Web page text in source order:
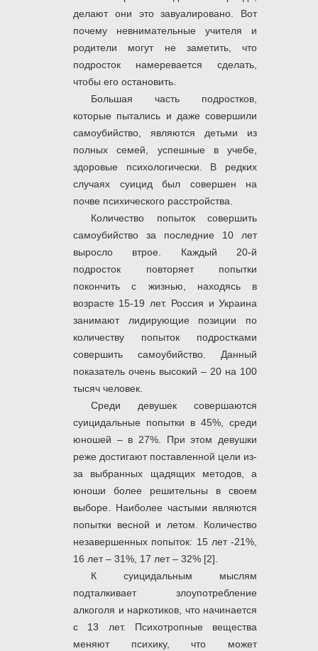
делают они это завуалировано. Вот
почему невнимательные учителя и
родители могут не заметить, что
подросток намеревается сделать,
чтобы его остановить.
Большая часть подростков,
которые пытались и даже совершили
самоубийство, являются детьми из
полных семей, успешные в учебе,
здоровые психологически. В редких
случаях суицид был совершен на
почве психического расстройства.
Количество попыток совершить
самоубийство за последние 10 лет
выросло втрое. Каждый 20-й
подросток повторяет попытки
покончить с жизнью, находясь в
возрасте 15-19 лет. Россия и Украина
занимают лидирующие позиции по
количеству попыток подростками
совершить самоубийство. Данный
показатель очень высокий ‒ 20 на 100
тысяч человек.
Среди девушек совершаются
суицидальные попытки в 45%, среди
юношей ‒ в 27%. При этом девушки
реже достигают поставленной цели из-
за выбранных щадящих методов, а
юноши более решительны в своем
выборе. Наиболее частыми являются
попытки весной и летом. Количество
незавершенных попыток: 15 лет -21%,
16 лет ‒ 31%, 17 лет ‒ 32% [2].
К суицидальным мыслям
подталкивает злоупотребление
алкоголя и наркотиков, что начинается
с 13 лет. Психотропные вещества
меняют психику, что может